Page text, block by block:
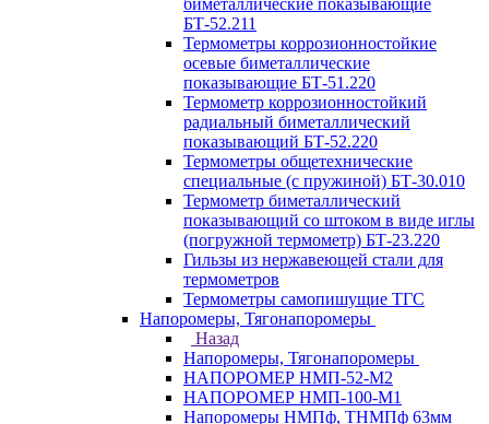
биметаллические показывающие
БТ-52.211
Термометры коррозионностойкие
осевые биметаллические
показывающие БТ-51.220
Термометр коррозионностойкий
радиальный биметаллический
показывающий БТ-52.220
Термометры общетехнические
специальные (с пружиной) БТ-30.010
Термометр биметаллический
показывающий со штоком в виде иглы
(погружной термометр) БТ-23.220
Гильзы из нержавеющей стали для
термометров
Термометры самопишущие ТГС
Напоромеры, Тягонапоромеры
Назад
Напоромеры, Тягонапоромеры
НАПОРОМЕР НМП-52-М2
НАПОРОМЕР НМП-100-М1
Напоромеры НМПф, ТНМПф 63мм